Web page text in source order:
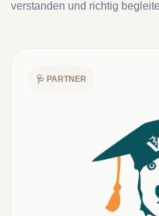
verstanden und richtig
🩺 PARTNER